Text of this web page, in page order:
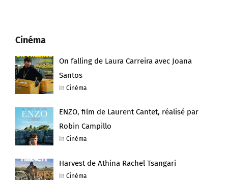
Cinéma
On falling de Laura Carreira avec Joana
Santos
InCinéma
ENZO, film de Laurent Cantet, réalisé par
Robin Campillo
InCinéma
Harvest de Athina Rachel Tsangari
InCinéma